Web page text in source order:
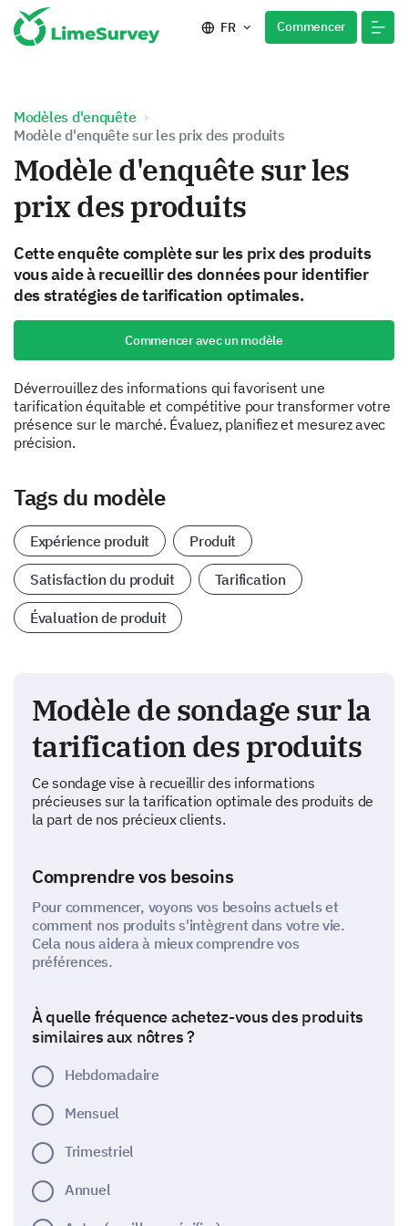
FR Commencer
Modèles d'enquête
Modèle d'enquête sur les prix des produits
Modèle d'enquête sur les
prix des produits
Cette enquête complète sur les prix des produits
vous aide à recueillir des données pour identifier
des stratégies de tarification optimales.
Commencer avec un modèle
Déverrouillez des informations qui favorisent une
tarification équitable et compétitive pour transformer votre
présence sur le marché. Évaluez, planifiez et mesurez avec
précision.
Tags du modèle
Expérience produit Produit
Satisfaction du produit Tarification
Évaluation de produit
Modèle de sondage sur la
tarification des produits
Ce sondage vise à recueillir des informations
précieuses sur la tarification optimale des produits de
la part de nos précieux clients.
Comprendre vos besoins
Pour commencer, voyons vos besoins actuels et
comment nos produits s'intègrent dans votre vie.
Cela nous aidera à mieux comprendre vos
préférences.
À quelle fréquence achetez-vous des produits
similaires aux nôtres ?
Hebdomadaire
Mensuel
Trimestriel
Annuel